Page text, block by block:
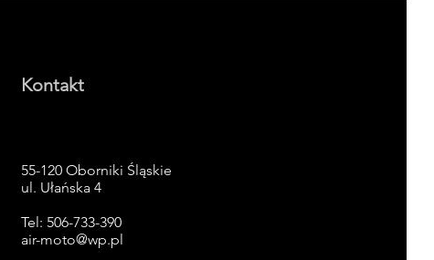
Kontakt
55-120 Oborniki Śląskie
ul. Ułańska 4
Tel: 506-733-390
air-moto@wp.pl